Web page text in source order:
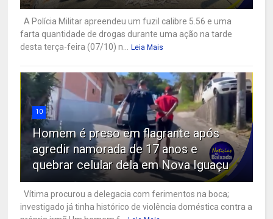
A Polícia Militar apreendeu um fuzil calibre 5.56 e uma
farta quantidade de drogas durante uma ação na tarde
desta terça-feira (07/10) n...
Leia Mais
10
Homem é preso em flagrante após
agredir namorada de 17 anos e
quebrar celular dela em Nova Iguaçu
Vítima procurou a delegacia com ferimentos na boca;
investigado já tinha histórico de violência doméstica contra a